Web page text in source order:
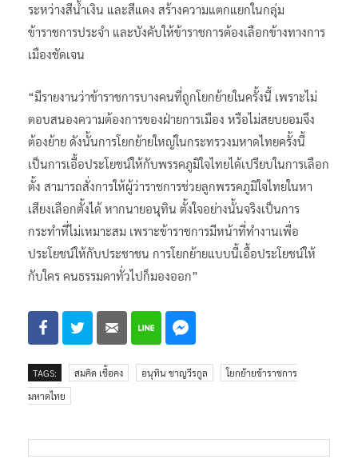
ระหว่างสีน้ำเงิน และสีแดง สร้างความแตกแยกในกลุ่ม
ข้าราชการประจำ และบังคับให้ข้าราชการต้องเลือกข้างทางการ
เมืองชัดเจน
“มีรายงานว่าข้าราชการบางคนที่ถูกโยกย้ายในครั้งนี้ เพราะไม่
ตอบสนองความต้องการของฝ่ายการเมือง หรือไม่สยบยอมจึง
ต้องย้าย ดังนั้นการโยกย้ายใหญ่ในกระทรวงมหาดไทยครั้งนี้
เป็นการเอื้อประโยชน์ให้กับพรรคภูมิใจไทยได้เปรียบในการเลือก
ตั้ง สามารถสั่งการให้ผู้ว่าราชการช่วยลูกพรรคภูมิใจไทยในหา
เสียงเลือกตั้งได้ หากนายอนุทิน ตั้งใจอย่างนั้นจริงเป็นการ
กระทำที่ไม่เหมาะสม เพราะข้าราชการมีหน้าที่ทำงานเพื่อ
ประโยชน์ให้กับประชาชน การโยกย้ายแบบนี้เอื้อประโยชน์ให้
กับใคร คนธรรมดาทั่วไปก็มองออก”
TAGS: สมคิด เชื้อคง อนุทิน ชาญวีรกูล
โยกย้ายข้าราชการ
มหาดไทย